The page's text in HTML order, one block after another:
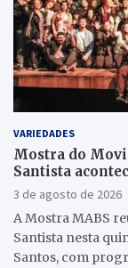
VARIEDADES
Mostra do
Santista
Guarany
3 de agosto de 2026
A Mostra MABS
Santista nesta
Santos, com